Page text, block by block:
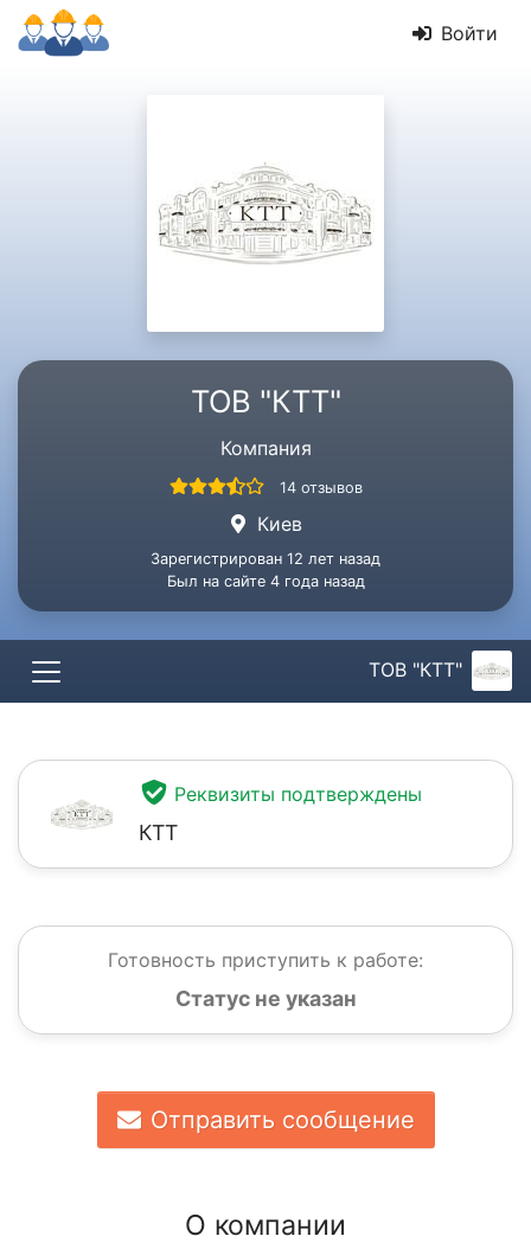
Войти
ТОВ "КТТ"
Компания
14 отзывов
Киев
Зарегистрирован 12 лет назад
Был на сайте 4 года назад
ТОВ "КТТ"
Реквизиты подтверждены
КТТ
Готовность приступить к работе:
Статус не указан
Отправить сообщение
О компании